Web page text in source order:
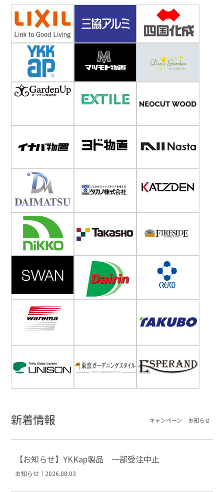
新着情報 キャンペーン お知らせ
【お知らせ】YKKap製品 一部受注中止
お知らせ｜2026.08.03